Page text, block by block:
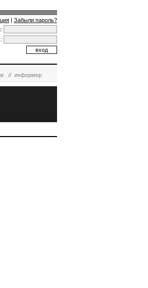
| Забыли пароль?
//информер